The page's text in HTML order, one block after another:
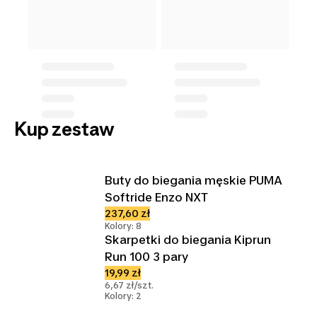
Kup zestaw
Buty do biegania męskie PUMA
Softride Enzo NXT
237,60 zł
Kolory: 8
Skarpetki do biegania Kiprun
Run 100 3 pary
19,99 zł
6,67 zł/szt.
Kolory: 2